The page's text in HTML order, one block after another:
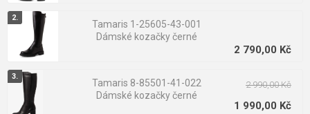
Materiály a sezónní využití
Tamaris 1-25605-43-001
Dámské kozačky černé
2 790,00 Kč
Tamaris 8-85501-41-022
Dámské kozačky černé
2 990,00 Kč
1 990,00 Kč